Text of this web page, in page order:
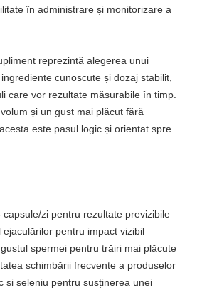
în administrare și monitorizare a
reprezintă alegerea unui
cunoscute și dozaj stabilit,
care vor rezultate măsurabile în timp.
și un gust mai plăcut fără
este pasul logic și orientat spre
zi pentru rezultate previzibile
pentru impact vizibil
spermei pentru trăiri mai plăcute
schimbării frecvente a produselor
și seleniu pentru susținerea unei